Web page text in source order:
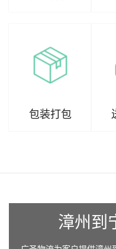
包装打包
漳州到